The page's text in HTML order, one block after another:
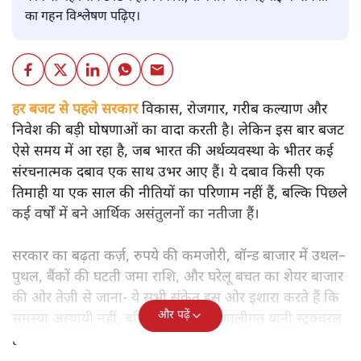
शीतल पी. सिंह
बजट से पहले भारत की अर्थव्यवस्था की चमकदार तस्वीर के पीछे
कौन-से गहरे संकट छिपे हैं? विकास, रोजगार और महंगाई के संकेतों
का गहन विश्लेषण पढ़िए।
हर बजट से पहले सरकारविकास, रोजगार, गरीब कल्याण और
निवेश की बड़ी घोषणाओं का वादा करती है। लेकिन इस बार बजट
ऐसे समय में आ रहा है, जब भारत की अर्थव्यवस्था के भीतर कई